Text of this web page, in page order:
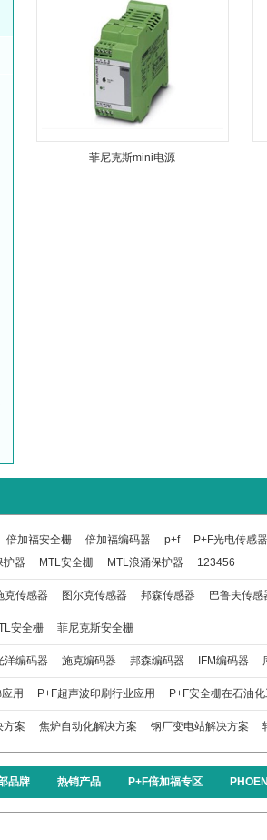
菲尼克斯mini电源
倍加福安全栅 倍加福编码器 p+f P+F光电传感器
护器
MTL安全栅 MTL浪涌保护器 123456
克传感器 图尔克传感器 邦森传感器 巴鲁夫传感
安全栅 菲尼克斯安全栅
洋编码器 施克编码器 邦森编码器 IFM编码器
用 P+F超声波印刷行业应用 P+F安全栅在石油
方案 焦炉自动化解决方案 钢厂变电站解决方案
品牌 热销产品 P+F倍加福专区